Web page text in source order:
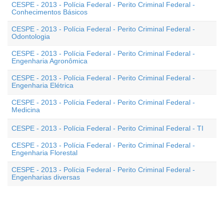
CESPE - 2013 - Polícia Federal - Perito Criminal Federal -
Conhecimentos Básicos
CESPE - 2013 - Polícia Federal - Perito Criminal Federal -
Odontologia
CESPE - 2013 - Polícia Federal - Perito Criminal Federal -
Engenharia Agronômica
CESPE - 2013 - Polícia Federal - Perito Criminal Federal -
Engenharia Elétrica
CESPE - 2013 - Polícia Federal - Perito Criminal Federal -
Medicina
CESPE - 2013 - Polícia Federal - Perito Criminal Federal - TI
CESPE - 2013 - Polícia Federal - Perito Criminal Federal -
Engenharia Florestal
CESPE - 2013 - Polícia Federal - Perito Criminal Federal -
Engenharias diversas